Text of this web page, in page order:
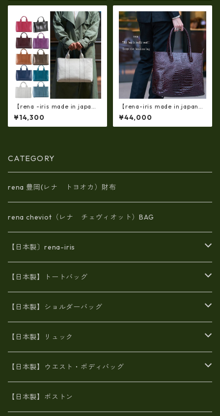
【rena -iris made in japa
n】【日本製】軽量☆牛革製
品・ヌメ革製(艶光沢調）・手
提げトートバッグ(A4サイズ）
¥14,300
【rena-iris made in japan】
【日本製】牛革エナメルクロ
コ 軽量ラージサイズ・トート
バッグ ir-669
¥44,000
CATEGORY
rena 豊岡(レナ トヨオカ）財布
rena cheviot（レナ チェヴィオット）BAG
【日本製〕rena-iris
エナメル（パテント）レザー
牛革製品トート・ショルダー
牛革製品リュック
【日本製】トートバッグ
火山灰染めバッグ
8号帆布
豊岡製
ヌメ革バッグ
Ａ3サイズ
オイルレザー
エナメル
【日本製】ショルダーバッグ
漂流ロープバッグ
6号蝋引き帆布
火山灰染めバッグ
8号帆布
財布ポシェット
【日本製】リュック
帆布
豊岡
牛革
【日本製】ウエスト・ボディバッグ
帆布
【日本製】ボストン